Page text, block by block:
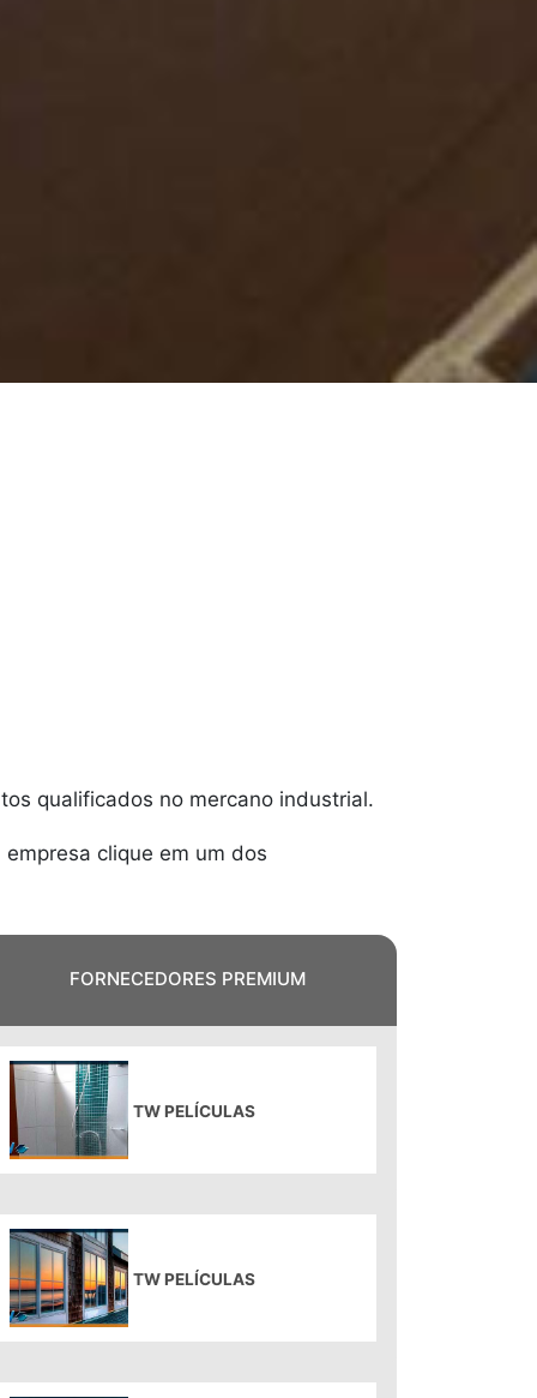
qualificados no mercano industrial.
clique em um dos
FORNECEDORES PREMIUM
TW PELÍCULAS
TW PELÍCULAS